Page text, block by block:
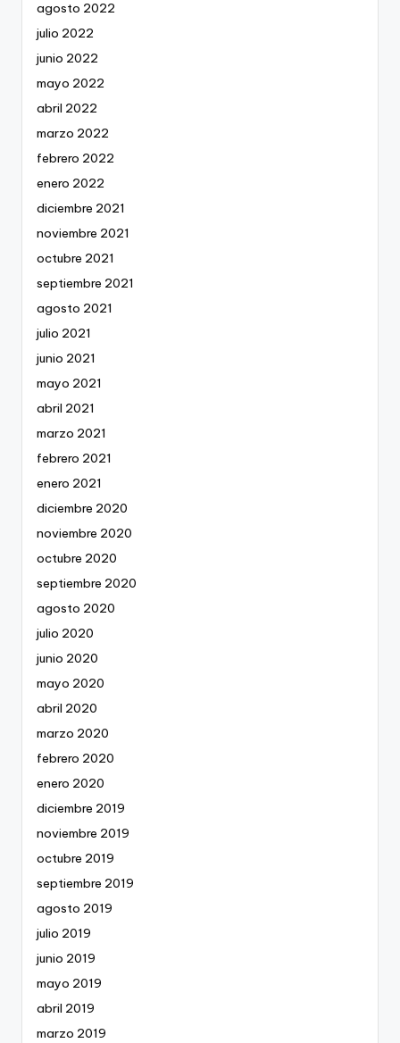
agosto 2022
julio 2022
junio 2022
mayo 2022
abril 2022
marzo 2022
febrero 2022
enero 2022
diciembre 2021
noviembre 2021
octubre 2021
septiembre 2021
agosto 2021
julio 2021
junio 2021
mayo 2021
abril 2021
marzo 2021
febrero 2021
enero 2021
diciembre 2020
noviembre 2020
octubre 2020
septiembre 2020
agosto 2020
julio 2020
junio 2020
mayo 2020
abril 2020
marzo 2020
febrero 2020
enero 2020
diciembre 2019
noviembre 2019
octubre 2019
septiembre 2019
agosto 2019
julio 2019
junio 2019
mayo 2019
abril 2019
marzo 2019